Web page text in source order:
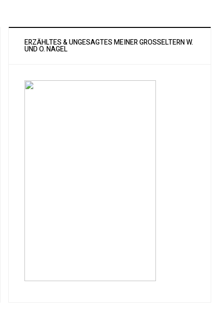
ERZÄHLTES & UNGESAGTES MEINER GROSSELTERN W. U
ND O. NAGEL